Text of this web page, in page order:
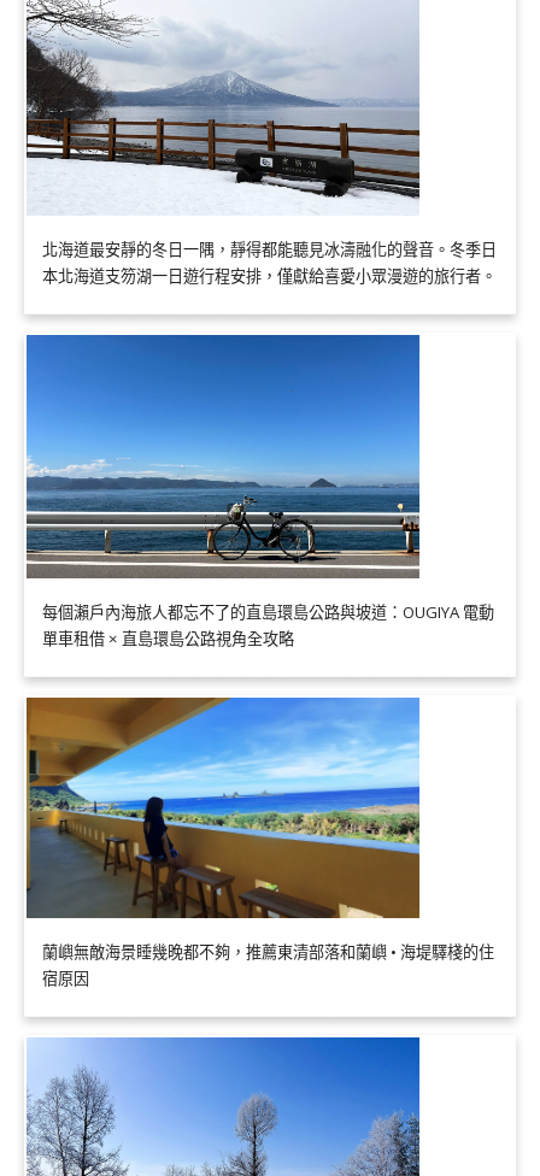
北海道最安靜的冬日一隅，靜得都能聽見冰濤融化的聲音。冬季日
本北海道支笏湖一日遊行程安排，僅獻給喜愛小眾漫遊的旅行者。
每個瀨戶內海旅人都忘不了的直島環島公路與坡道：OUGIYA 電動
單車租借 × 直島環島公路視角全攻略
蘭嶼無敵海景睡幾晚都不夠，推薦東清部落和蘭嶼 • 海堤驛棧的住
宿原因